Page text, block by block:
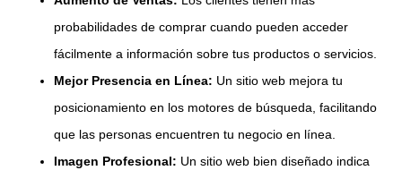
probabilidades de comprar cuando pueden acceder
fácilmente a información sobre tus productos o servicios.
Mejor Presencia en Línea: Un sitio web mejora tu
posicionamiento en los motores de búsqueda, facilitando
que las personas encuentren tu negocio en línea.
Imagen Profesional: Un sitio web bien diseñado indica